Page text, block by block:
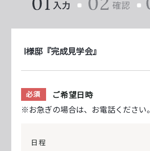
I様邸『完成見学会』
必須
ご希望日時
※お急ぎの場合は、お電話ください。
日程